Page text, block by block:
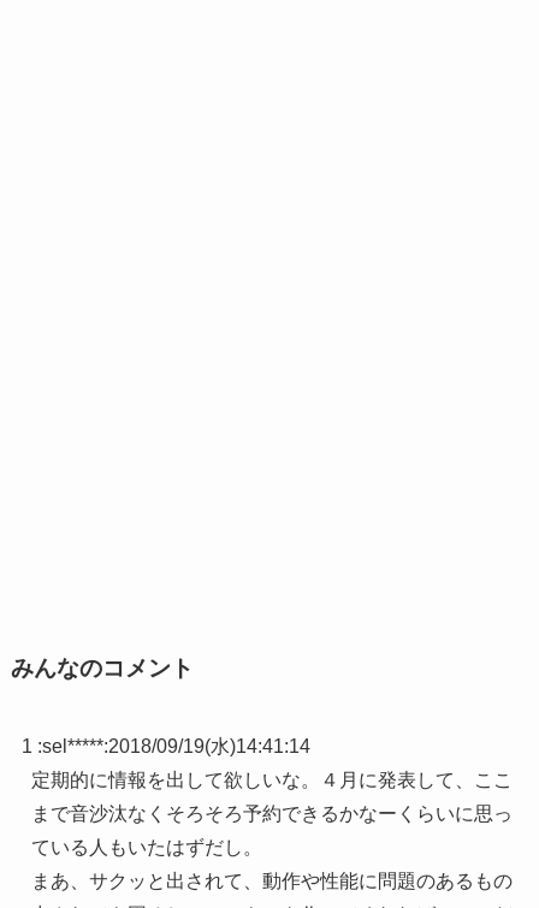
みんなのコメント
1 :sel*****:2018/09/19(水)14:41:14
定期的に情報を出して欲しいな。４月に発表して、ここ
まで音沙汰なくそろそろ予約できるかなーくらいに思っ
ている人もいたはずだし。
まあ、サクッと出されて、動作や性能に問題のあるもの